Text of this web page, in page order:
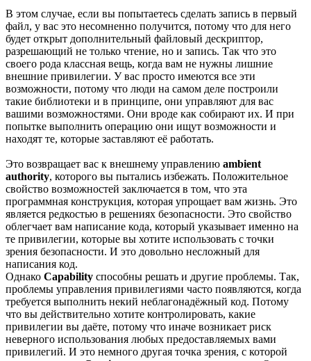
В этом случае, если вы попытаетесь сделать запись в первый
файл, у вас это несомненно получится, потому что для него
будет открыт дополнительный файловый дескриптор,
разрешающий не только чтение, но и запись. Так что это
своего рода классная вещь, когда вам не нужны лишние
внешние привилегии. У вас просто имеются все эти
возможности, потому что люди на самом деле построили
такие библиотеки и в принципе, они управляют для вас
вашими возможностями. Они вроде как собирают их. И при
попытке выполнить операцию они ищут возможности и
находят те, которые заставляют её работать.
Это возвращает вас к внешнему управлению ambient
authority, которого вы пытались избежать. Положительное
свойство возможностей заключается в том, что эта
программная конструкция, которая упрощает вам жизнь. Это
является редкостью в решениях безопасности. Это свойство
облегчает вам написание кода, который указывает именно на
те привилегии, которые вы хотите использовать с точки
зрения безопасности. И это довольно несложный для
написания код.
Однако Capability способны решать и другие проблемы. Так,
проблемы управления привилегиями часто появляются, когда
требуется выполнить некий неблагонадёжный код. Потому
что вы действительно хотите контролировать, какие
привилегии вы даёте, потому что иначе возникает риск
неверного использования любых предоставляемых вами
привилегий. И это немного другая точка зрения, с которой